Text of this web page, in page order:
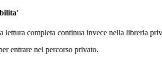
completa continua invece nella libreria
entrare nel percorso privato.